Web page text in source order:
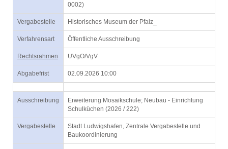
0002)
Vergabestelle Historisches Museum der Pfalz_
Verfahrensart Öffentliche Ausschreibung
Rechtsrahmen UVgO/VgV
Abgabefrist 02.09.2026 10:00
Ausschreibung
Erweiterung Mosaikschule; Neubau - Einrichtung
Schulküchen (2026 / 222)
Vergabestelle
Stadt Ludwigshafen, Zentrale Vergabestelle und
Baukoordinierung